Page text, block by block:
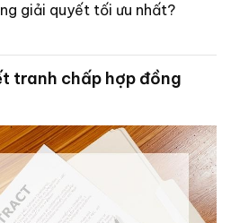
giải quyết tối ưu nhất?
tranh chấp hợp đồng